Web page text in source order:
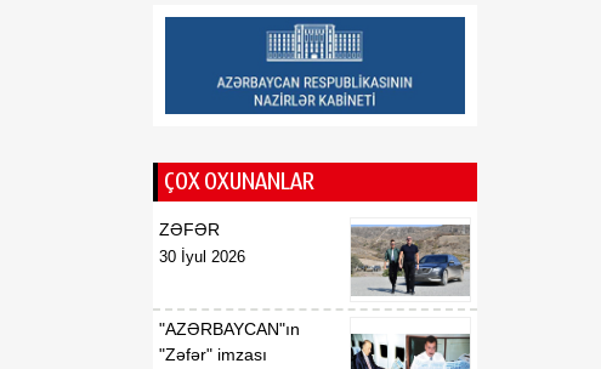
Kənd Təsərrüfatı
Nazirliyinin vəzifəli şəxsləri
rayonlarından olan
vətəndaşlarla görüşüb
16:29
sektoru “Moody’s”dən
16:28
07 Avqust
Azərbaycan və
16:27
ÇOX OXUNANLAR
ZƏFƏR
30 İyul 2026
"AZƏRBAYCAN"ın
"Zəfər" imzası